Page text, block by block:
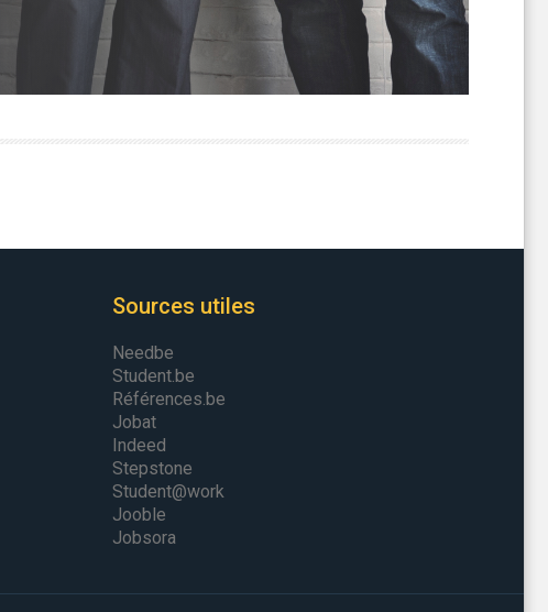
Sources utiles
Needbe
Student.be
Références.be
Jobat
Indeed
Stepstone
Student@work
Jooble
Jobsora